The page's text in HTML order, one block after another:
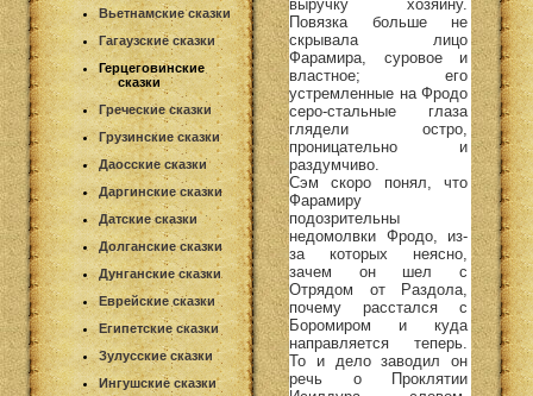
Вьетнамские сказки
Гагаузские сказки
Герцеговинские
сказки
Греческие сказки
Грузинские сказки
Даосские сказки
Даргинские сказки
Датские сказки
Долганские сказки
Дунганские сказки
Еврейские сказки
Египетские сказки
Зулусские сказки
Ингушские сказки
выручку хозяину.
Повязка больше не
скрывала лицо
Фарамира, суровое и
властное; его
устремленные на Фродо
серо-стальные глаза
глядели остро,
проницательно и
раздумчиво.
Сэм скоро понял, что
Фарамиру
подозрительны
недомолвки Фродо, из-
за которых неясно,
зачем он шел с
Отрядом от Раздола,
почему расстался с
Боромиром и куда
направляется теперь.
То и дело заводил он
речь о Проклятии